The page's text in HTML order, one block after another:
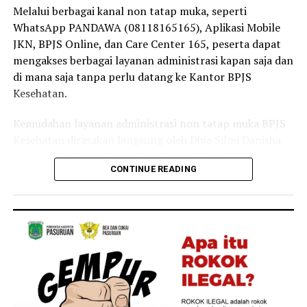
masyarakat tetap dapat mengakses layanan kesehatan
tanpa terkendala biaya,” ujar Linda.
Selain sebagai tenaga kesehatan, Linda juga merasakan
langsung manfaat Program JKN dalam kehidupan
keluarganya.
ringan, seperti batuk dan pilek.
“Keluarga saya juga merasakan langsung manfaat
Program JKN. Saat mengalami keluhan ringan seperti
batuk atau pilek, kami dapat segera memeriksakan diri
dan memperoleh pelayanan kesehatan yang dibutuhkan.
Kehadiran Program JKN membuat kami merasa lebih
tenang karena tidak perlu khawatir terhadap biaya saat
membutuhkan pengobatan,” tuturnya.
Melalui berbagai kanal non tatap muka, seperti
WhatsApp PANDAWA (08118165165), Aplikasi Mobile
JKN, BPJS Online, dan Care Center 165, peserta dapat
mengakses berbagai layanan administrasi kapan saja dan
di mana saja tanpa perlu datang ke Kantor BPJS
Kesehatan.
Kemudahan layanan administrasi non tatap muka BPJS
(22), peserta JKN asal Desa Tegal Besar, Kecamatan
Kaliwates, Kabupaten Jember.
membantunya mengurus kebutuhan administrasi
kepesertaan secara praktis tanpa harus datang ke
Kantor BPJS Kesehatan.
“Saya baru tahu kalau banyak layanan administrasi JKN
ternyata bisa diakses lewat Aplikasi Mobile JKN setelah
CONTINUE READING